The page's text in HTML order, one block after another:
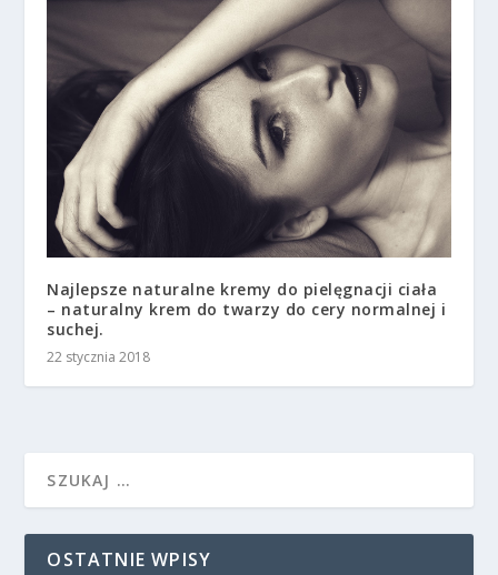
Najlepsze naturalne kremy do pielęgnacji ciała
– naturalny krem do twarzy do cery normalnej i
suchej.
22 stycznia 2018
OSTATNIE WPISY